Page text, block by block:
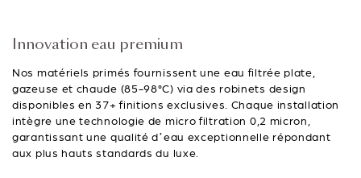
Innovation eau premium
Nos matériels primés fournissent une eau filtrée plate,
gazeuse et chaude (85-98°C) via des robinets design
disponibles en 37+ finitions exclusives. Chaque installation
intègre une technologie de micro filtration 0,2 micron,
garantissant une qualité d’eau exceptionnelle répondant
aux plus hauts standards du luxe.